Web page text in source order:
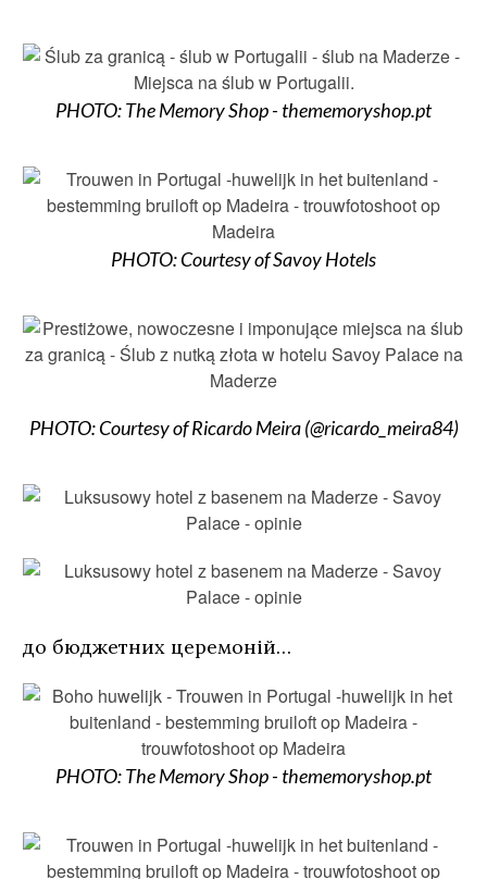
PHOTO: The Memory Shop - thememoryshop.pt
PHOTO: Courtesy of Savoy Hotels
PHOTO: Courtesy of Ricardo Meira (@ricardo_meira84)
до бюджетних церемоній…
PHOTO: The Memory Shop - thememoryshop.pt